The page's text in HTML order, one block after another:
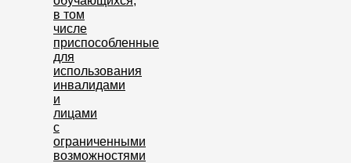
в том
числе
приспособленные
для
использования
инвалидами
и
лицами
с
ограниченными
возможностями